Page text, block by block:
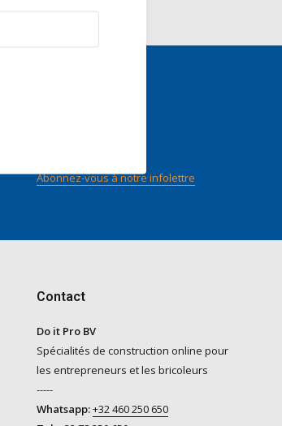
Abonnez-vous à notre infolettre
Contact
Do it Pro BV
Spécialités de construction online pour
les entrepreneurs et les bricoleurs
-----
Whatsapp:+32 460 250 650